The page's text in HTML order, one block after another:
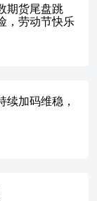
期货尾盘跳
，劳动节快乐
加码维稳，